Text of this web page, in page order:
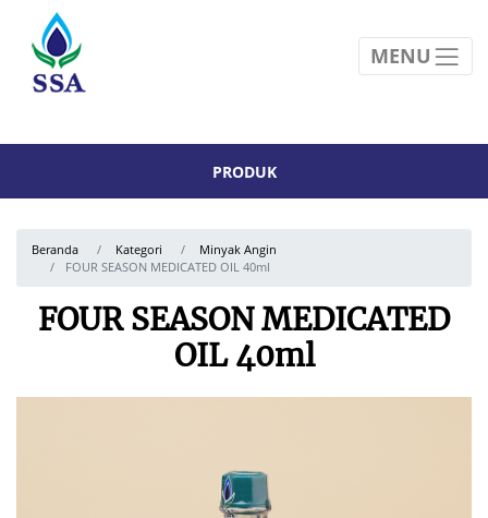
MENU
PRODUK
Beranda Kategori
Minyak Angin
FOUR SEASON MEDICATED OIL 40ml
FOUR SEASON MEDICATED
OIL 40ml